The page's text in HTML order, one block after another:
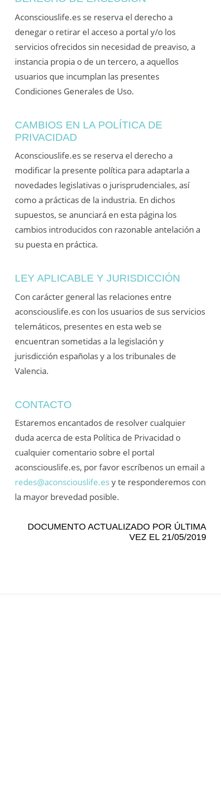
Aconsciouslife.es se reserva el derecho a
denegar o retirar el acceso a portal y/o los
servicios ofrecidos sin necesidad de preaviso, a
instancia propia o de un tercero, a aquellos
usuarios que incumplan las presentes
Condiciones Generales de Uso.
CAMBIOS EN LA POLÍTICA DE
PRIVACIDAD
Aconsciouslife.es se reserva el derecho a
modificar la presente política para adaptarla a
novedades legislativas o jurisprudenciales, así
como a prácticas de la industria. En dichos
supuestos, se anunciará en esta página los
cambios introducidos con razonable antelación a
su puesta en práctica.
LEY APLICABLE Y JURISDICCIÓN
Con carácter general las relaciones entre
aconsciouslife.es con los usuarios de sus servicios
telemáticos, presentes en esta web se
encuentran sometidas a la legislación y
jurisdicción españolas y a los tribunales de
Valencia.
CONTACTO
Estaremos encantados de resolver cualquier
duda acerca de esta Política de Privacidad o
cualquier comentario sobre el portal
aconsciouslife.es, por favor escríbenos un email a
redes@aconsciouslife.esy te responderemos con
la mayor brevedad posible.
DOCUMENTO ACTUALIZADO POR ÚLTIMA
VEZ EL 21/05/2019